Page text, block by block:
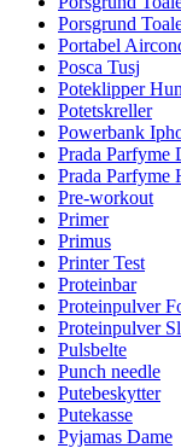
Porsgrund
Portabel
Posca Tusj
Poteklipper
Potetskreller
Powerbank
Prada Parfyme
Prada Parfyme
Pre-workout
Primer
Primus
Printer Test
Proteinbar
Proteinpulver
Proteinpulver
Pulsbelte
Punch needle
Putebeskytter
Putekasse
Pyjamas Dame